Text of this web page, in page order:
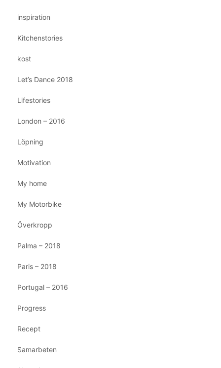
inspiration
Kitchenstories
kost
Let’s Dance 2018
Lifestories
London – 2016
Löpning
Motivation
My home
My Motorbike
Överkropp
Palma – 2018
Paris – 2018
Portugal – 2016
Progress
Recept
Samarbeten